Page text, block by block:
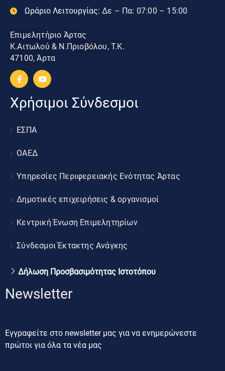
Ωράριο Λειτουργίας: Δε – Πα: 07:00 – 15:00
Επιμελητήριο Άρτας
Κ.Αιτωλού & Ν.Πριοβόλου, Τ.Κ.
47100, Άρτα
Χρήσιμοι Σύνδεσμοι
ΕΣΠΑ
ΟΑΕΔ
Υπηρεσίες Περιφερειακής Ενότητας Άρτας
Δημοτικές επιχειρήσεις & οργανισμοί
Κεντρική Ένωση Επιμελητηρίων
Σύνδεσμοι Έκτακτης Ανάγκης
Δήλωση Προσβασιμότητας Ιστοτόπου
Newsletter
Εγγραφείτε στο newsletter μας για να ενημερώνεστε
πρώτοι για όλα τα νέα μας